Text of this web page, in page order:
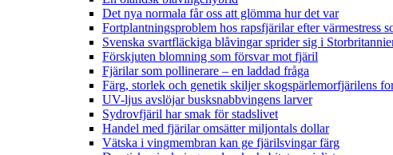
Det nya normala får oss att glömma hur det var
Fortplantningsproblem hos rapsfjärilar efter värmestress
Svenska svartfläckiga blåvingar sprider sig i
Förskjuten blomning som försvar mot fjäril
Fjärilar som pollinerare – en laddad fråga
Färg, storlek och genetik skiljer skogspärlemorfjärilens
UV-ljus avslöjar busksnabbvingens larver
Sydrovfjäril har smak för stadslivet
Handel med fjärilar omsätter miljontals dollar
Vätska i vingmembran kan ge fjärilsvingar färg